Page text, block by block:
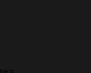
量測試的客戶。 至於
：所選的 T 恤底衫成
大貨單價降低）、圖案